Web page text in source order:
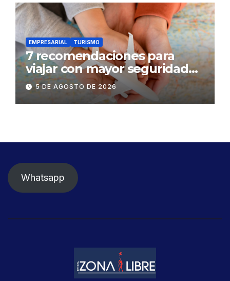
EMPRESARIAL TURISMO
7 recomendaciones para
viajar con mayor seguridad
dentro y fuera del Ecuador
5 DE AGOSTO DE 2026
Whatsapp